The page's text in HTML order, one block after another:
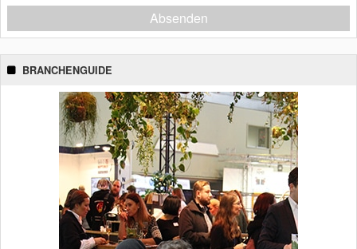
Absenden
BRANCHENGUIDE